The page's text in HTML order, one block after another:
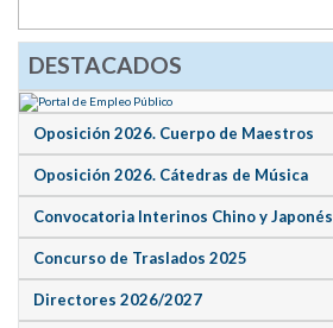
DESTACADOS
Oposición 2026. Cuerpo de Maestros
Oposición 2026. Cátedras de Música
Convocatoria Interinos Chino y Japonés
Concurso de Traslados 2025
Directores 2026/2027